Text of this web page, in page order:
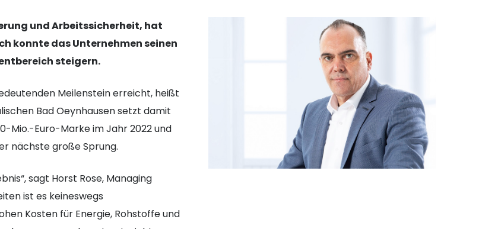
und Arbeitssicherheit, hat
konnte das Unternehmen seinen
steigern.
Meilenstein erreicht, heißt
Bad Oeynhausen setzt damit
Mio.-Euro-Marke im Jahr 2022 und
nächste große Sprung.
sagt Horst Rose, Managing
ist es keineswegs
Kosten für Energie, Rohstoffe und